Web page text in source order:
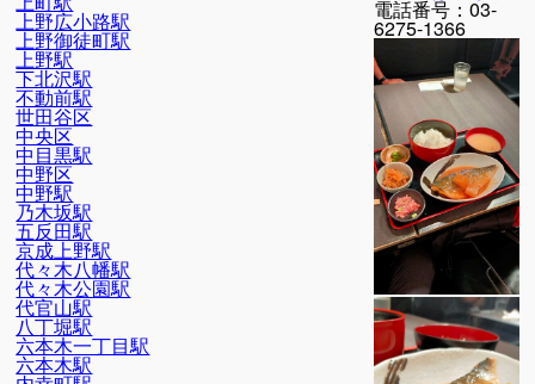
上野広小路駅
上野御徒町駅
上野駅
下北沢駅
不動前駅
世田谷区
中央区
中目黒駅
中野区
中野駅
乃木坂駅
五反田駅
京成上野駅
代々木八幡駅
代々木公園駅
代官山駅
八丁堀駅
六本木一丁目駅
六本木駅
電話番号：03-
6275-1366